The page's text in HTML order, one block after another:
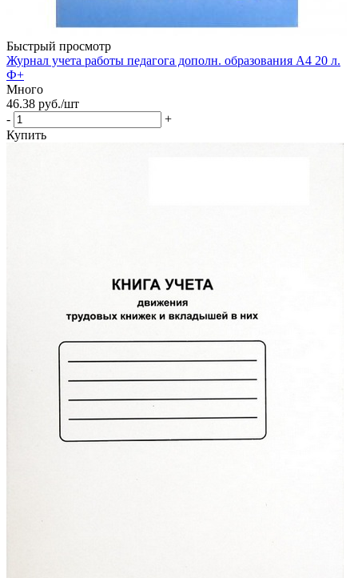
Быстрый просмотр
Журнал учета работы педагога дополн. образования А4 20 л.
Ф+
Много
46.38 руб./шт
-
+
Купить